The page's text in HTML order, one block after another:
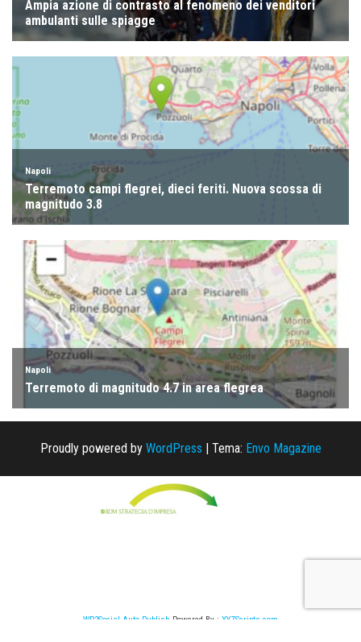
Proudly powered by WordPress | Tema: Envo Magazine
WP2Social Auto Publish Powered By : XYZScripts.com